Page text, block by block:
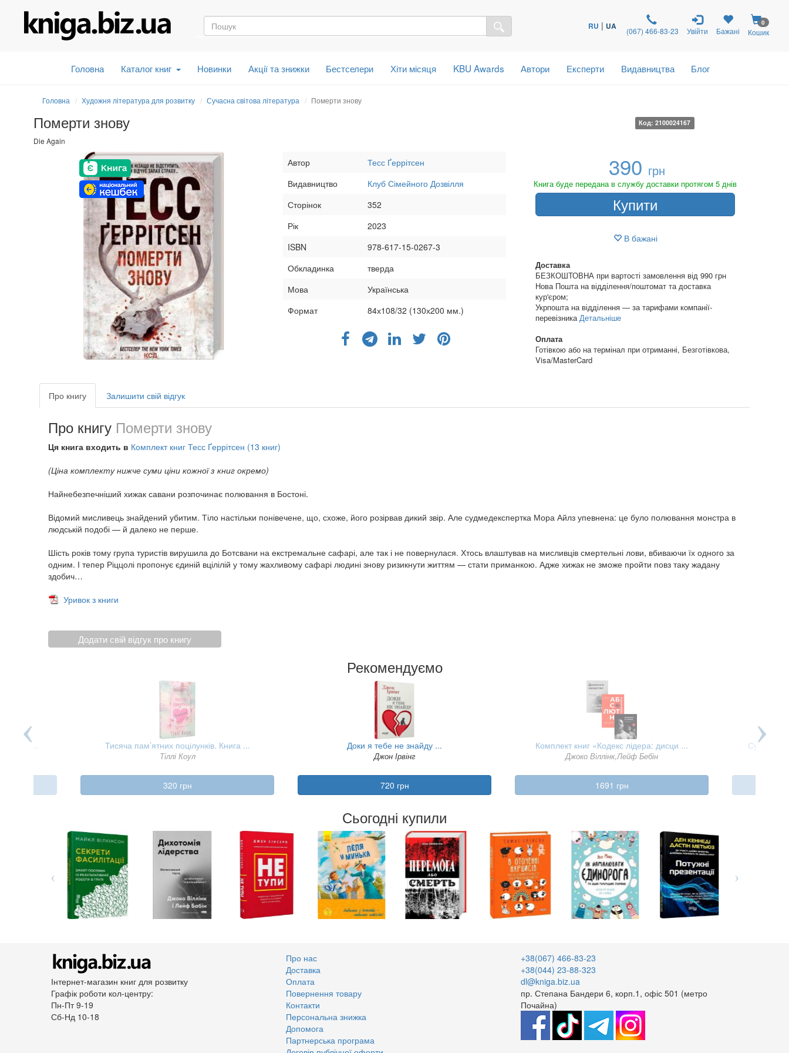
RU | UA (067) 466-83-23 Увійти Бажані
0
Кошик
Головна Каталог книг Новинки Акції та знижки Бестселери Хіти місяця KBU Awards Автори Експерти Видавництва Блог
Головна Художня література для розвитку Сучасна світова література Померти знову
Померти знову
Die Again
Код: 2100024167
390 грн
Книга буде передана в службу доставки протягом 5 днів
Купити
В бажані
Доставка
БЕЗКОШТОВНА при вартості замовлення від 990 грн
Нова Пошта на відділення/поштомат та доставка
кур'єром;
Укрпошта на відділення — за тарифами компанії-
перевізника Детальніше
Оплата
Готівкою або на термінал при отриманні, Безготівкова,
Visa/MasterCard
Автор
Тесс Ґеррітсен
Видавництво
Клуб Сімейного Дозвілля
Сторінок
352
Рік
2023
ISBN
978-617-15-0267-3
Обкладинка
тверда
Мова
Українська
Формат
84х108/32 (130х200 мм.)
Про книгу Залишити свій відгук
Про книгу Померти знову
Ця книга входить в Комплект книг Тесс Ґеррітсен (13 книг)
(Ціна комплекту нижче суми ціни кожної з книг окремо)
Найнебезпечніший хижак савани розпочинає полювання в Бостоні.
Відомий мисливець знайдений убитим. Тіло настільки понівечене, що, схоже, його розірвав дикий звір. Але судмедекспертка Мора Айлз упевнена: це було полювання монстра в
людській подобі — й далеко не перше.
Шість років тому група туристів вирушила до Ботсвани на екстремальне сафарі, але так і не повернулася. Хтось влаштував на мисливців смертельні лови, вбиваючи їх одного за
одним. І тепер Ріццолі пропонує єдиній вцілілій у тому жахливому сафарі людині знову ризикнути життям — стати приманкою. Адже хижак не зможе пройти повз таку жадану
здобич…
Уривок з книги
Додати свій відгук про книгу
Рекомендуємо
+ ... Тисяча пам’ятних поцілунків. Книга ...
Тіллі Коул
320 грн
Доки я тебе не знайду ...
Джон Ірвінг
720 грн
Комплект книг «Кодекс лідера: дисци ...
Джоко Віллінк,Лейф Бебін
1691 грн
Сьогодні купили
Інтернет-магазин книг для розвитку
Графік роботи кол-центру:
Пн-Пт 9-19
Сб-Нд 10-18
Про нас
Доставка
Оплата
Повернення товару
Контакти
Персональна знижка
Допомога
Партнерська програма
+38(067) 466-83-23
+38(044) 23-88-323
dl@kniga.biz.ua
пр. Степана Бандери 6, корп.1, офіс 501 (метро
Почайна)